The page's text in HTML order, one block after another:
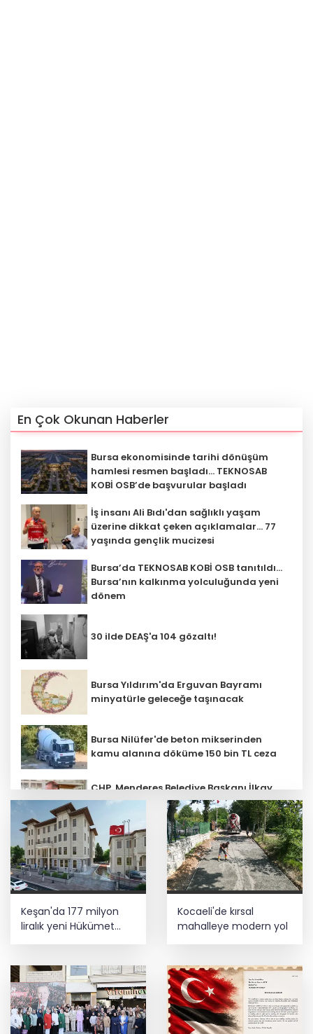
En Çok Okunan Haberler
Bursa ekonomisinde tarihi dönüşüm
hamlesi resmen başladı... TEKNOSAB
KOBİ OSB’de başvurular başladı
İş insanı Ali Bıdı'dan sağlıklı yaşam
üzerine dikkat çeken açıklamalar... 77
yaşında gençlik mucizesi
Bursa’da TEKNOSAB KOBİ OSB tanıtıldı...
Bursa’nın kalkınma yolculuğunda yeni
dönem
30 ilde DEAŞ'a 104 gözaltı!
Bursa Yıldırım'da Erguvan Bayramı
minyatürle geleceğe taşınacak
Bursa Nilüfer'de beton mikserinden
kamu alanına döküme 150 bin TL ceza
CHP, Menderes Belediye Başkanı İlkay
Çiçek'i kesin ihraç talebiyle disipline
sevk etti
Ankara'da uyuşturucu ve fuhuş 8
gözaltı
E-KİP’e Türkiye’nin Dijital Dönüşüm
Ödülü... Kamu kategorisinde zirvede
Arabistan yolcusu
Keşan'da 177 milyon
liralık yeni Hükümet
Kocaeli'de kırsal
mahalleye modern yol